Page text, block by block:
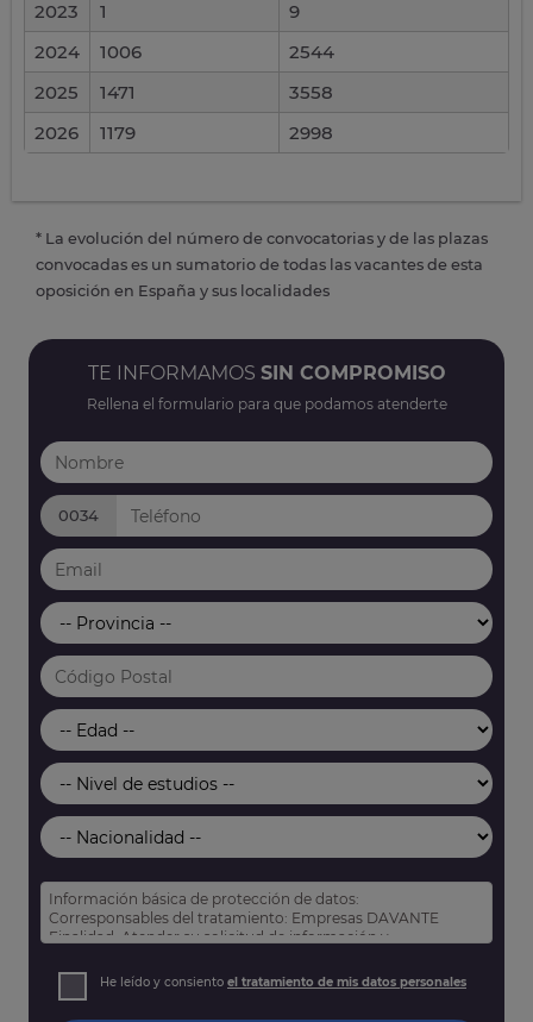
2023
1
9
2024
1006
2544
2025
1471
3558
2026
1179 2998
* La evolución del número de convocatorias y de las plazas
convocadas es un sumatorio de todas las vacantes de esta
oposición en España y sus localidades
TE INFORMAMOS SIN COMPROMISO
Rellena el formulario para que podamos atenderte
0034
Información básica de protección de datos:
Corresponsables del tratamiento: Empresas DAVANTE
Finalidad: Atender su solicitud de información y
Derechos: Puede acceder, rectificar y suprimir sus datos,
así como otros derechos tal y como se explica en nuestra
He leído y consiento el tratamiento de mis datos personales